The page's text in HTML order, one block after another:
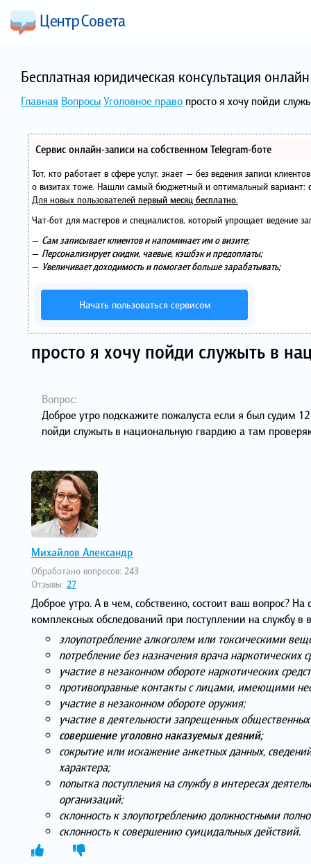
Бесплатная юридическая консультация
Главная ВопросыУголовное право просто я хочу пойди
Сервис онлайн-записи на собственном Telegram-боте
Тот, кто работает в сфере услуг, знает — без ведения записи
о визитах тоже. Нашли самый бюджетный и оптимальный вариант:
Для новых пользователей первый месяц бесплатно.
Чат-бот для мастеров и специалистов, который упрощает ведение
— Сам записывает клиентов и напоминает им о визите;
— Персонализирует скидки, чаевые, кэшбэк и предоплаты;
— Увеличивает доходимость и помогает больше зарабатывать;
Начать пользоваться сервисом
просто я хочу пойди служыть в
Вопрос:
Доброе утро подскажите пожалуста если я был судим
пойди служыть в национальную гвардию а там
Михайлов Александр
Обработано вопросов: 243
Отзывы: 27
Доброе утро. А в чем, собственно, состоит ваш вопрос?
комплексных обследований при поступлении на службу
злоупотребление алкоголем или токсическими
потребление без назначения врача наркотических
участие в незаконном обороте наркотических
противоправные контакты с лицами, имеющими
участие в незаконном обороте оружия;
участие в деятельности запрещенных
совершение уголовно наказуемых деяний;
сокрытие или искажение анкетных данных,
характера;
попытка поступления на службу в интересах
организаций;
склонность к злоупотреблению должностными
склонность к совершению суицидальных действий.